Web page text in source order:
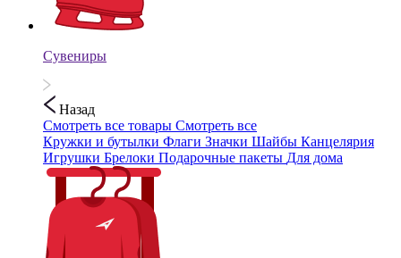
Сувениры
Назад
Смотреть все товары Смотреть все
Кружки и бутылки Флаги Значки Шайбы Канцелярия
Игрушки Брелоки Подарочные пакеты Для дома